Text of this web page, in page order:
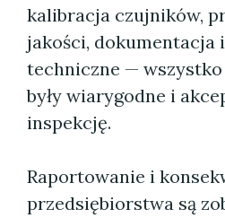
kalibracja czujników,
jakości, dokumentacja
techniczne —
były wiarygodne i
inspekcję.
Raportowanie i
przedsiębiorstwa są